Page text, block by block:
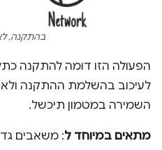
בהתקנה,
הפעולה הזו דומה להתקנה
לעיכוב בהשלמת ההתקנה
השמירה במטמון תיכשל.
מתאים במיוחד ל: משאבים